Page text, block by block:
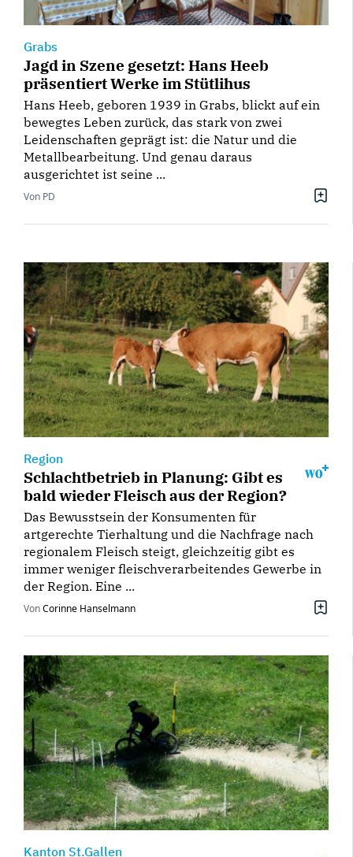
Grabs
Jagd in Szene gesetzt: Hans Heeb
präsentiert Werke im Stütlihus
Hans Heeb, geboren 1939 in Grabs, blickt auf ein
bewegtes Leben zurück, das stark von zwei
Leidenschaften geprägt ist: die Natur und die
Metallbearbeitung. Und genau daraus
ausgerichtet ist seine ...
Von PD
Region
Schlachtbetrieb in Planung: Gibt es
bald wieder Fleisch aus der Region?
Das Bewusstsein der Konsumenten für
artgerechte Tierhaltung und die Nachfrage nach
regionalem Fleisch steigt, gleichzeitig gibt es
immer weniger fleischverarbeitendes Gewerbe in
der Region. Eine ...
VonCorinne Hanselmann
Kanton St.Gallen